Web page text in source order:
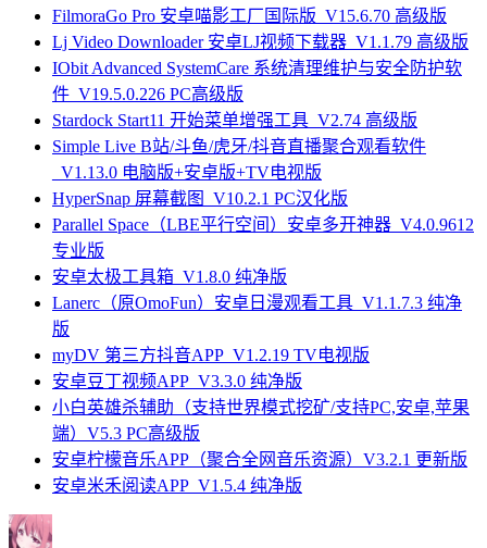
FilmoraGo Pro 安卓喵影工厂国际版_V15.6.70 高级版
Lj Video Downloader 安卓LJ视频下载器_V1.1.79 高级版
IObit Advanced SystemCare 系统清理维护与安全防护软
件_V19.5.0.226 PC高级版
Stardock Start11 开始菜单增强工具_V2.74 高级版
Simple Live B站/斗鱼/虎牙/抖音直播聚合观看软件
_V1.13.0 电脑版+安卓版+TV电视版
HyperSnap 屏幕截图_V10.2.1 PC汉化版
Parallel Space（LBE平行空间）安卓多开神器_V4.0.9612
专业版
安卓太极工具箱_V1.8.0 纯净版
Lanerc（原OmoFun）安卓日漫观看工具_V1.1.7.3 纯净
版
myDV 第三方抖音APP_V1.2.19 TV电视版
安卓豆丁视频APP_V3.3.0 纯净版
小白英雄杀辅助（支持世界模式挖矿/支持PC,安卓,苹果
端）V5.3 PC高级版
安卓柠檬音乐APP（聚合全网音乐资源）V3.2.1 更新版
安卓米禾阅读APP_V1.5.4 纯净版